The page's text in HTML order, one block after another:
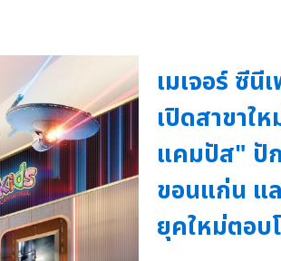
เมเจอร์ ซีนี
เปิดสาขาใ
แคมปัส" ปั
ขอนแก่น แ
ยุคใหม่ตอบ